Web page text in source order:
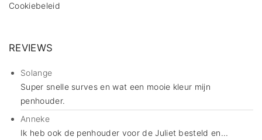
Cookiebeleid
REVIEWS
Solange
Super snelle surves en wat een mooie kleur mijn
penhouder.
Anneke
Ik heb ook de penhouder voor de Juliet besteld en...